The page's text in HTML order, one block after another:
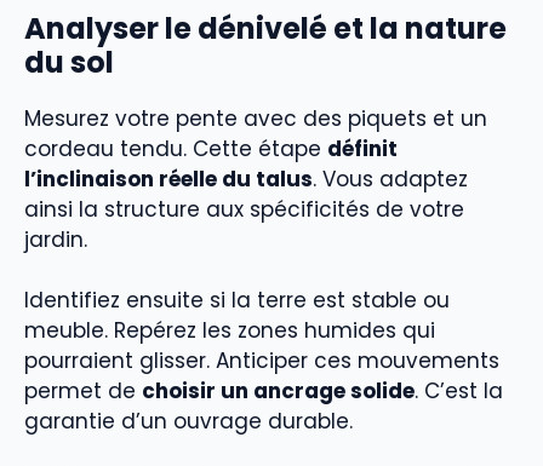
Analyser le dénivelé et la nature
du sol
Mesurez votre pente avec des piquets et un
cordeau tendu. Cette étape définit
l’inclinaison réelle du talus. Vous adaptez
ainsi la structure aux spécificités de votre
jardin.
Identifiez ensuite si la terre est stable ou
meuble. Repérez les zones humides qui
pourraient glisser. Anticiper ces mouvements
permet de choisir un ancrage solide. C’est la
garantie d’un ouvrage durable.